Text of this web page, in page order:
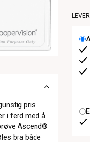
pris.
i ferd med å
Ascend®
bra både